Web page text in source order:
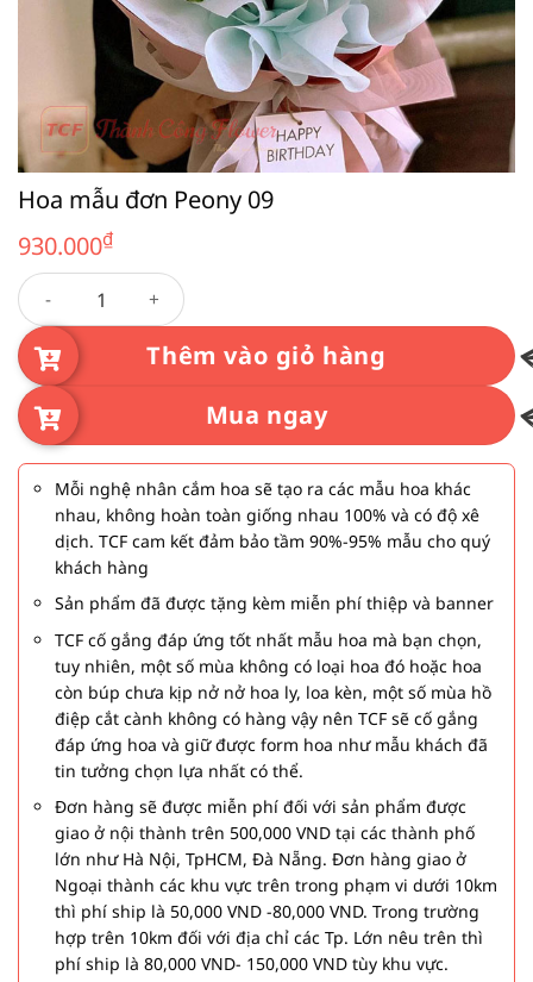
Hoa mẫu đơn Peony 09
930.000₫
Hoa mẫu đơn Peony 09 số lượng
Thêm vào giỏ hàng
Mua ngay
Mỗi nghệ nhân cắm hoa sẽ tạo ra các mẫu hoa khác
nhau, không hoàn toàn giống nhau 100% và có độ xê
dịch. TCF cam kết đảm bảo tầm 90%-95% mẫu cho quý
khách hàng
Sản phẩm đã được tặng kèm miễn phí thiệp và banner
TCF cố gắng đáp ứng tốt nhất mẫu hoa mà bạn chọn,
tuy nhiên, một số mùa không có loại hoa đó hoặc hoa
còn búp chưa kịp nở nở hoa ly, loa kèn, một số mùa hồ
điệp cắt cành không có hàng vậy nên TCF sẽ cố gắng
đáp ứng hoa và giữ được form hoa như mẫu khách đã
tin tưởng chọn lựa nhất có thể.
Đơn hàng sẽ được miễn phí đối với sản phẩm được
giao ở nội thành trên 500,000 VND tại các thành phố
lớn như Hà Nội, TpHCM, Đà Nẵng. Đơn hàng giao ở
Ngoại thành các khu vực trên trong phạm vi dưới 10km
thì phí ship là 50,000 VND -80,000 VND. Trong trường
hợp trên 10km đối với địa chỉ các Tp. Lớn nêu trên thì
phí ship là 80,000 VND- 150,000 VND tùy khu vực.